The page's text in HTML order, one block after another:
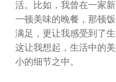
活。比如，我曾在一家
一顿美味的晚餐，那顿
满足，更让我感受到了
这让我想起，生活中的
小的细节之中。